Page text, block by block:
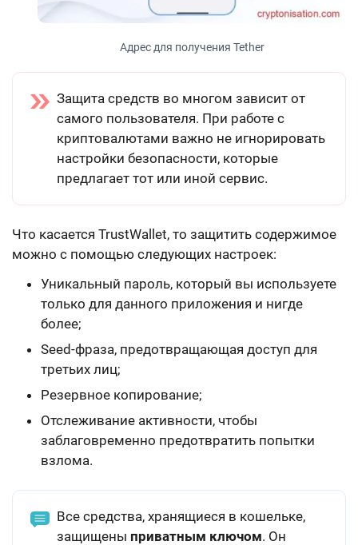
Адрес для получения Tether
Защита средств во многом зависит от
самого пользователя. При работе с
криптовалютами важно не игнорировать
настройки безопасности, которые
предлагает тот или иной сервис.
Что касается TrustWallet, то защитить содержимое
можно с помощью следующих настроек:
Уникальный пароль, который вы используете
только для данного приложения и нигде
более;
Seed-фраза, предотвращающая доступ для
третьих лиц;
Резервное копирование;
Отслеживание активности, чтобы
заблаговременно предотвратить попытки
взлома.
Все средства, хранящиеся в кошельке,
защищены приватным ключом. Он